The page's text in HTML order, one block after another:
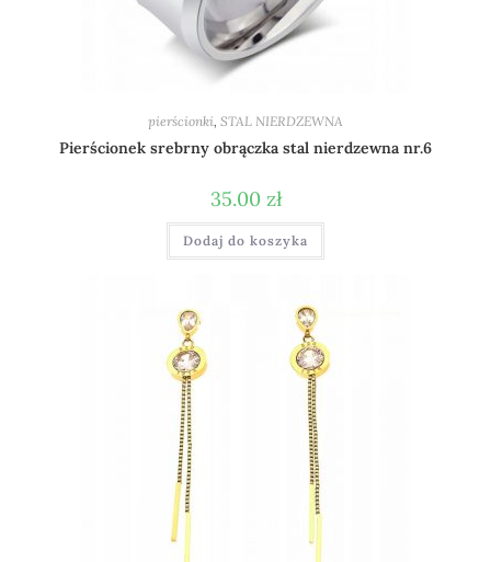
pierścionki, STAL NIERDZEWNA
Pierścionek srebrny obrączka stal nierdzewna nr.6
35.00 zł
Dodaj do koszyka